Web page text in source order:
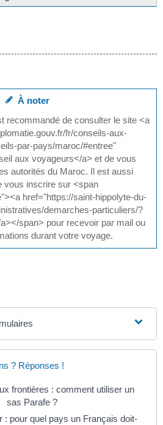
À noter
recommandé de consulter le site <a
fr/conseils-aux-
par-pays/maroc/#entree"
aux voyageurs</a> et de vous
autorités du Maroc. Il est aussi
vous inscrire sur <span
href="https://saint-hippolyte-du-
demarches-particuliers/?
span> pour recevoir par mail ou
durant votre voyage.
? Réponses !
frontières : comment utiliser un
sas Parafe ?
: pour quel pays un Français doit-